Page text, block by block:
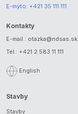
E-mýto: +421 35 111 111
Kontakty
E-mail.: otazka@ndsas.sk
Tel.: +421 2 583 11 111
English
Stavby
Stavby